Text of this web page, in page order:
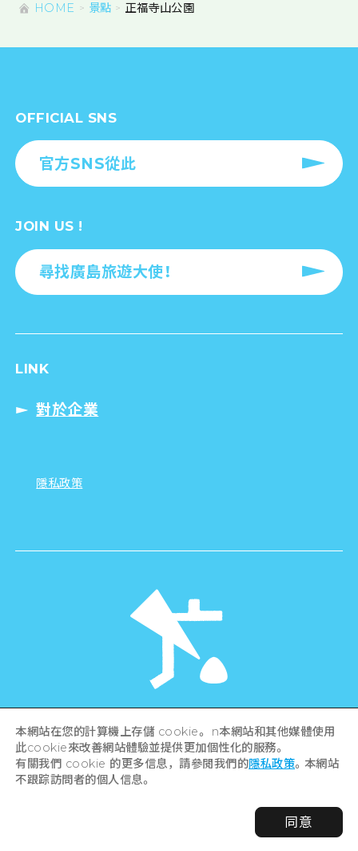
HOME 景點 正福寺山公園
OFFICIAL SNS
官方SNS從此
JOIN US !
尋找廣島旅遊大使！
LINK
對於企業
隱私政策
Hiroshima Prefecture / Hiroshima City .
All rights reserved
本網站在您的計算機上存儲 cookie。 n本網站和其他媒體使用
此cookie來改善網站體驗並提供更加個性化的服務。
有關我們 cookie 的更多信息，請參閱我們的隱私政策。本網站
不跟踪訪問者的個人信息。
同意